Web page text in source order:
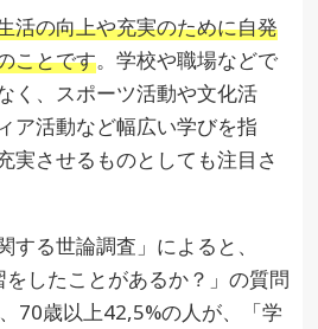
活の向上や充実のために自発
ことです。学校や職場などで
く、スポーツ活動や文化活
ア活動など幅広い学びを指
実させるものとしても注目さ
する世論調査」によると、
をしたことがあるか？」の質問
70歳以上42,5%の人が、「学